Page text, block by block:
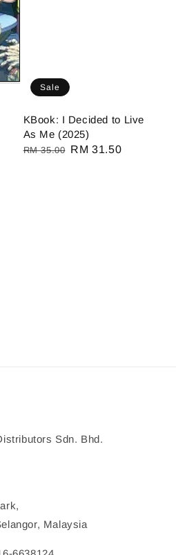
Sale
KBook: I Decided to Live
As Me (2025)
Regular
RM 35.00
Sale
RM 31.50
Sdn. Bhd.
Malaysia